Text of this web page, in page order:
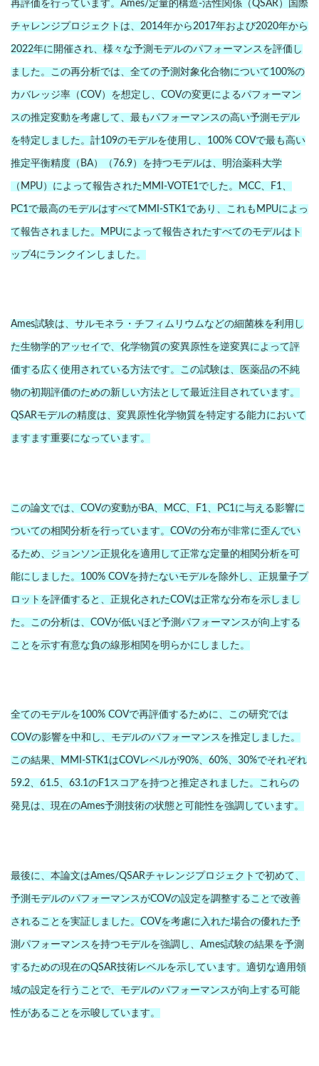
再評価を行っています。Ames/定量的構造-活性関係（QSAR）国際
チャレンジプロジェクトは、2014年から2017年および2020年から
2022年に開催され、様々な予測モデルのパフォーマンスを評価し
ました。この再分析では、全ての予測対象化合物について100%の
カバレッジ率（COV）を想定し、COVの変更によるパフォーマン
スの推定変動を考慮して、最もパフォーマンスの高い予測モデル
を特定しました。計109のモデルを使用し、100% COVで最も高い
推定平衡精度（BA）（76.9）を持つモデルは、明治薬科大学
（MPU）によって報告されたMMI-VOTE1でした。MCC、F1、
PC1で最高のモデルはすべてMMI-STK1であり、これもMPUによっ
て報告されました。MPUによって報告されたすべてのモデルはト
ップ4にランクインしました。
Ames試験は、サルモネラ・チフィムリウムなどの細菌株を利用し
た生物学的アッセイで、化学物質の変異原性を逆変異によって評
価する広く使用されている方法です。この試験は、医薬品の不純
物の初期評価のための新しい方法として最近注目されています。
QSARモデルの精度は、変異原性化学物質を特定する能力において
ますます重要になっています。
この論文では、COVの変動がBA、MCC、F1、PC1に与える影響に
ついての相関分析を行っています。COVの分布が非常に歪んでい
るため、ジョンソン正規化を適用して正常な定量的相関分析を可
能にしました。100% COVを持たないモデルを除外し、正規量子プ
ロットを評価すると、正規化されたCOVは正常な分布を示しまし
た。この分析は、COVが低いほど予測パフォーマンスが向上する
ことを示す有意な負の線形相関を明らかにしました。
全てのモデルを100% COVで再評価するために、この研究では
COVの影響を中和し、モデルのパフォーマンスを推定しました。
この結果、MMI-STK1はCOVレベルが90%、60%、30%でそれぞれ
59.2、61.5、63.1のF1スコアを持つと推定されました。これらの
発見は、現在のAmes予測技術の状態と可能性を強調しています。
最後に、本論文はAmes/QSARチャレンジプロジェクトで初めて、
予測モデルのパフォーマンスがCOVの設定を調整することで改善
されることを実証しました。COVを考慮に入れた場合の優れた予
測パフォーマンスを持つモデルを強調し、Ames試験の結果を予測
するための現在のQSAR技術レベルを示しています。適切な適用領
域の設定を行うことで、モデルのパフォーマンスが向上する可能
性があることを示唆しています。